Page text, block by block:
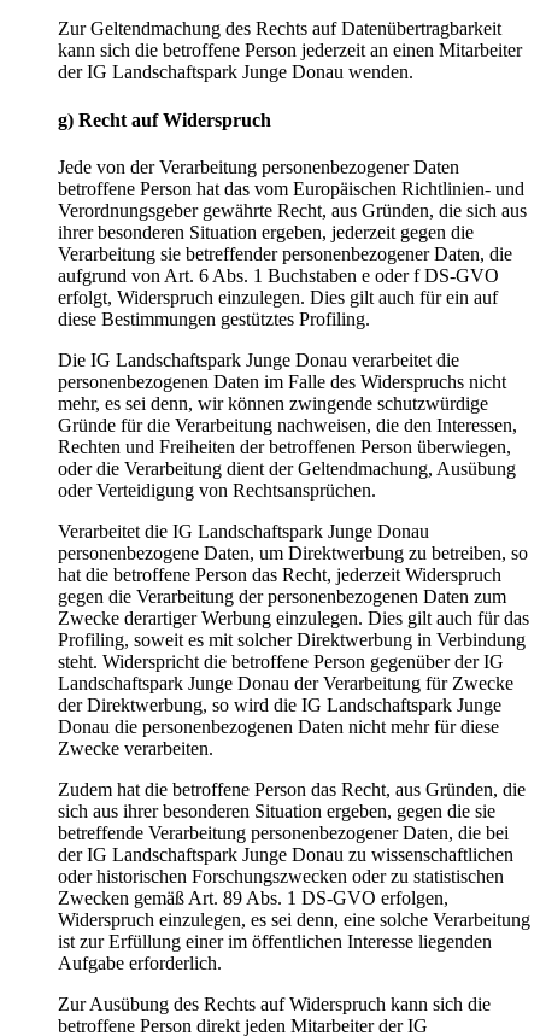
Zur Geltendmachung des Rechts auf Datenübertragbarkeit
kann sich die betroffene Person jederzeit an einen Mitarbeiter
der IG Landschaftspark Junge Donau wenden.
g) Recht auf Widerspruch
Jede von der Verarbeitung personenbezogener Daten
betroffene Person hat das vom Europäischen Richtlinien- und
Verordnungsgeber gewährte Recht, aus Gründen, die sich aus
ihrer besonderen Situation ergeben, jederzeit gegen die
Verarbeitung sie betreffender personenbezogener Daten, die
aufgrund von Art. 6 Abs. 1 Buchstaben e oder f DS-GVO
erfolgt, Widerspruch einzulegen. Dies gilt auch für ein auf
diese Bestimmungen gestütztes Profiling.
Die IG Landschaftspark Junge Donau verarbeitet die
personenbezogenen Daten im Falle des Widerspruchs nicht
mehr, es sei denn, wir können zwingende schutzwürdige
Gründe für die Verarbeitung nachweisen, die den Interessen,
Rechten und Freiheiten der betroffenen Person überwiegen,
oder die Verarbeitung dient der Geltendmachung, Ausübung
oder Verteidigung von Rechtsansprüchen.
Verarbeitet die IG Landschaftspark Junge Donau
personenbezogene Daten, um Direktwerbung zu betreiben, so
hat die betroffene Person das Recht, jederzeit Widerspruch
gegen die Verarbeitung der personenbezogenen Daten zum
Zwecke derartiger Werbung einzulegen. Dies gilt auch für das
Profiling, soweit es mit solcher Direktwerbung in Verbindung
steht. Widerspricht die betroffene Person gegenüber der IG
Landschaftspark Junge Donau der Verarbeitung für Zwecke
der Direktwerbung, so wird die IG Landschaftspark Junge
Donau die personenbezogenen Daten nicht mehr für diese
Zwecke verarbeiten.
Zudem hat die betroffene Person das Recht, aus Gründen, die
sich aus ihrer besonderen Situation ergeben, gegen die sie
betreffende Verarbeitung personenbezogener Daten, die bei
der IG Landschaftspark Junge Donau zu wissenschaftlichen
oder historischen Forschungszwecken oder zu statistischen
Zwecken gemäß Art. 89 Abs. 1 DS-GVO erfolgen,
Widerspruch einzulegen, es sei denn, eine solche Verarbeitung
ist zur Erfüllung einer im öffentlichen Interesse liegenden
Aufgabe erforderlich.
Zur Ausübung des Rechts auf Widerspruch kann sich die
betroffene Person direkt jeden Mitarbeiter der IG